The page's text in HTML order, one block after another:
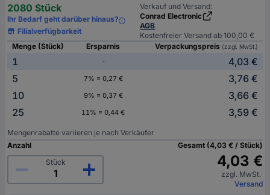
2080 Stück
Ihr Bedarf geht darüber hinaus?
Filialverfügbarkeit
Verkauf und Versand:
Conrad Electronic
AGB
Kostenfreier Versand ab 100,00 €
Menge (Stück)
Ersparnis Verpackungspreis (zzgl. MwSt.)
1 -
4,03 €
5
7% = 0,27 €
3,76 €
10
9% = 0,37 €
3,66 €
25
11% = 0,44 € 3,59 €
Mengenrabatte variieren je nach Verkäufer
Anzahl
Stück
Gesamt (4,03 € / Stück)
4,03 €
zzgl. MwSt.
Versand